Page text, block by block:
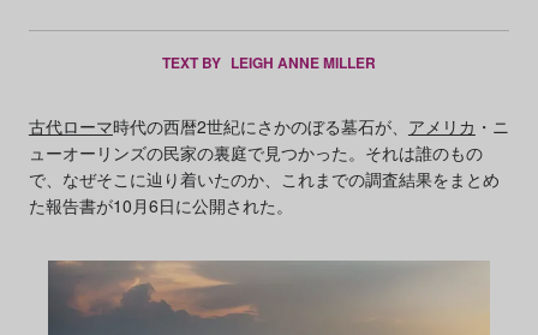
TEXT BY LEIGH ANNE MILLER
古代ローマ時代の西暦2世紀にさかのぼる墓石が、 アメリカ ・ニ
ューオーリンズの民家の裏庭で見つかった。それは誰のもの
で、なぜそこに辿り着いたのか、これまでの調査結果をまとめ
た報告書が10月6日に公開された。